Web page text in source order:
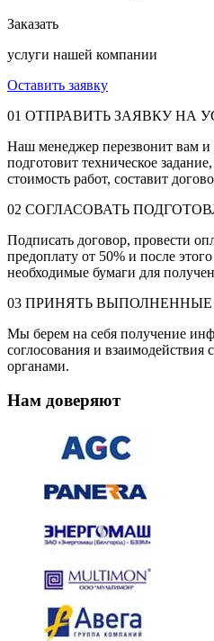
Заказать
услуги нашей компании
Оставить заявку
01 ОТПРАВИТЬ ЗАЯВКУ НА
Наш менеджер перезвонит вам и
подготовит техническое
стоимость работ, составит
02 СОГЛАСОВАТЬ
Подписать договор, провести
предоплату от 50% и после
необходимые бумаги для
03 ПРИНЯТЬ ВЫПОЛНЕННЫЕ
Мы берем на себя получение
соглосования и взаимодействия
органами.
Нам доверяют